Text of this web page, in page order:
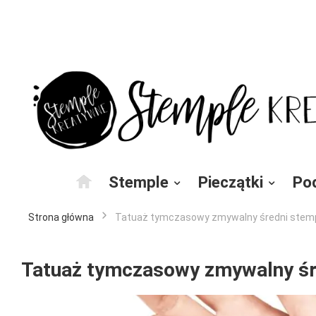
Stemple Pieczątki
Strona główna Tatuaż tymczasowy zmywalny średni
Tatuaż tymczasowy zmywalny